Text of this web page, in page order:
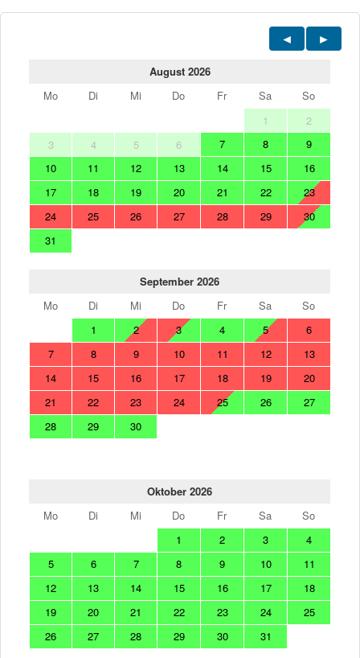
August 2026
Mo
Di Mi Do Fr Sa
So
1
2
3
4 5 6 7 8
9
10
11 12 13 14 15
16
17
18 19 20 21 22
23
24
25 26 27 28 29
30
31
September 2026
Mo
Di Mi Do Fr Sa
So
1
2 3 4 5
6
7
8 9 10 11 12
13
14
15 16 17 18 19
20
21
22 23 24 25 26
27
28
29 30
Oktober 2026
Mo
Di Mi Do Fr Sa
So
1
2 3
4
5
6 7 8 9 10
11
12
13 14 15 16 17
18
19
20 21 22 23 24
25
26
27 28 29 30 31